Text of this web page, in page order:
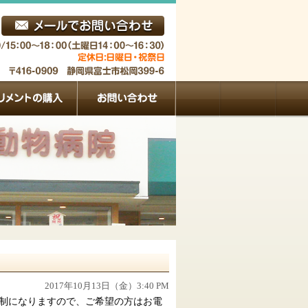
2017年10月13日（金）3:40 PM
になりますので、ご希望の方はお電